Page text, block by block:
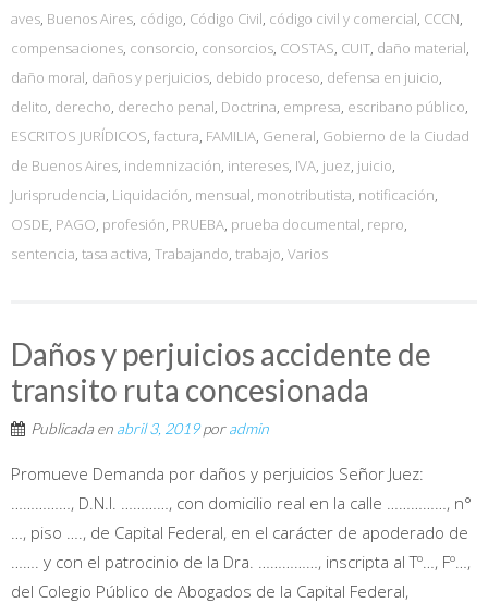
aves, Buenos Aires, código, Código Civil, código civil y comercial, CCCN,
compensaciones, consorcio, consorcios, COSTAS, CUIT, daño material,
daño moral, daños y perjuicios, debido proceso, defensa en juicio,
delito, derecho, derecho penal, Doctrina, empresa, escribano público,
ESCRITOS JURÍDICOS, factura, FAMILIA, General, Gobierno de la Ciudad
de Buenos Aires, indemnización, intereses, IVA, juez, juicio,
Jurisprudencia, Liquidación, mensual, monotributista, notificación,
OSDE, PAGO, profesión, PRUEBA, prueba documental, repro,
sentencia, tasa activa, Trabajando, trabajo, Varios
Daños y perjuicios accidente de
transito ruta concesionada
Publicada en abril 3, 2019poradmin
Promueve Demanda por daños y perjuicios Señor Juez:
……………, D.N.I. …………, con domicilio real en la calle ……………, n°
…, piso …., de Capital Federal, en el carácter de apoderado de
……. y con el patrocinio de la Dra. ……………, inscripta al Tº…, Fº…,
del Colegio Público de Abogados de la Capital Federal,